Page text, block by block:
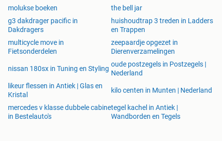
molukse boeken
the bell jar
g3 dakdrager pacific in
Dakdragers
huishoudtrap 3 treden in Ladders
en Trappen
multicycle move in
Fietsonderdelen
zeepaardje opgezet in
Dierenverzamelingen
nissan 180sx in Tuning en Styling
oude postzegels in Postzegels |
Nederland
likeur flessen in Antiek | Glas en
Kristal
kilo centen in Munten | Nederland
mercedes v klasse dubbele cabine
in Bestelauto's
tegel kachel in Antiek |
Wandborden en Tegels